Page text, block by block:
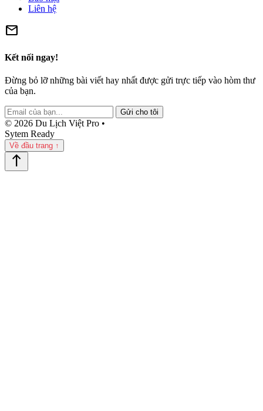
Liên hệ
mail
Kết nối ngay!
Đừng bỏ lỡ những bài viết hay nhất được gửi trực tiếp vào hòm thư
của bạn.
Gửi cho tôi
© 2026 Du Lịch Việt Pro •
Sytem Ready
Về đầu trang ↑
north